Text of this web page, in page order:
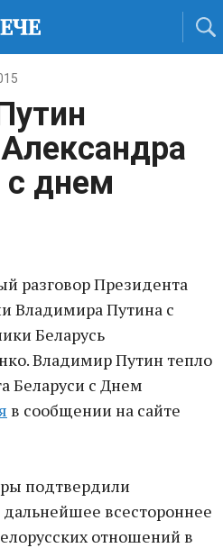
днем
разговор Президента
Владимира Путина с
Беларусь
Владимир Путин тепло
Беларуси с Днем
в сообщении на сайте
подтвердили
всестороннее
отношений в